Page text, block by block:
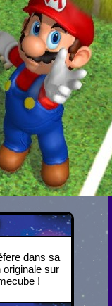
dans sa
originale sur
!